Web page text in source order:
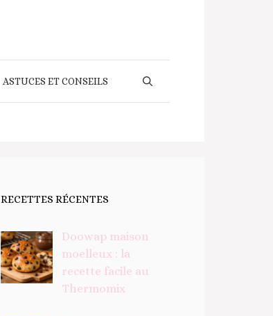
ASTUCES ET CONSEILS
RECETTES RÉCENTES
Doowap maison
moelleux : la
recette facile au
Thermomix